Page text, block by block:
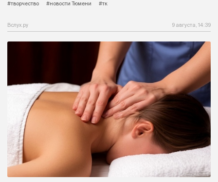
#творчество
#новости Тюмени #тк
Вслух.ру 9 августа, 14:39